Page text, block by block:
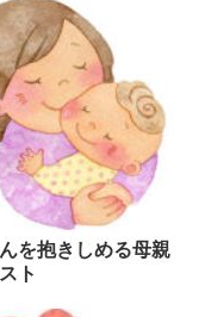
を抱きしめる母親
ト